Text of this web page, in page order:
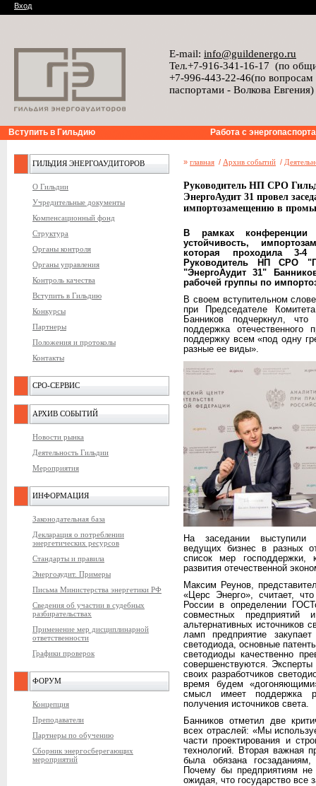
Вход
E-mail: info@guildenergo.ru
Тел.+7-916-341-16-17 (по
+7-996-443-22-46(по
паспортами - Волкова Евгения)
Вступить в Гильдию Работа с
ГИЛЬДИЯ ЭНЕРГОАУДИТОРОВ
О Гильдии
Учредительные документы
Компенсационный фонд
Структура
Органы контроля
Органы управления
Контроль качества
Вступить в Гильдию
Конкурсы
Партнеры
Положения и протоколы
Контакты
СРО-СЕРВИС
АРХИВ СОБЫТИЙ
Новости рынка
Деятельность Гильдии
Мероприятия
ИНФОРМАЦИЯ
Законодательная база
Декларация о потреблении
энергетических ресурсов
Стандарты и правила
Энергоаудит. Примеры
Письма Министерства энергетики РФ
Сведения об участии в судебных
разбирательствах
Применение мер дисциплинарной
ответственности
Графики проверок
ФОРУМ
Концепция
Преподаватели
Партнеры по обучению
Сборник энергосберегающих
мероприятий
» главная / Архив событий /
Руководитель НП СРО
ЭнергоАудит 31 провел
импортозамещению в
В рамках конференции
устойчивость,
которая проходила 3-
Руководитель НП СРО
"ЭнергоАудит 31"
рабочей группы по
В своем вступительном
при Председателе
Банников подчеркнул,
поддержка отечественного
поддержку всем «под одну
разные ее виды».
На заседании выступили
ведущих бизнес в разных
список мер господдержки,
развития отечественной
Максим Реунов,
«Церс Энерго», считает,
России в определении
совместных предприятий
альтернативных источников
ламп предприятие
светодиода, основные
светодиоды качественно
совершенствуются.
своих разработчиков
время будем
смысл имеет поддержка
получения источников света.
Банников отметил две
всех отраслей: «Мы
части проектирования и
технологий. Вторая важная
была обязана
Почему бы предприятиям не
ожидая, что государство все